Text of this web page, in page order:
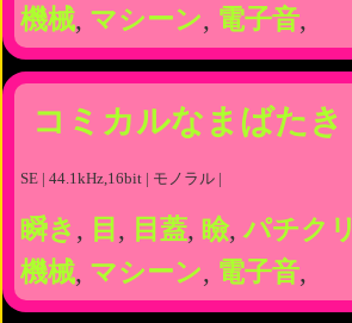
機械, マシーン, 電子音,
コミカルなまばたき
SE | 44.1kHz,16bit | モノラル |
瞬き , 目 , 目蓋, 瞼,パチクリ
機械, マシーン, 電子音,